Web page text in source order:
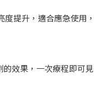
提升，適合應急使用
效果，一次療程即